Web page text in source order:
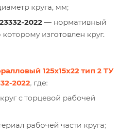
круга, мм;
2022 — нормативный
изготовлен круг.
125х15х22 тип 2 ТУ
2022, где:
с торцевой рабочей
рабочей части круга;